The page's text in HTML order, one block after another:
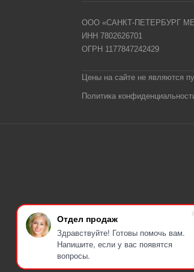
Отдел продаж
Здравствуйте! Готовы помочь вам.
Напишите, если у вас появятся
вопросы.
ООО «САНКТ-ПЕТЕРБУРГ
ИНН 7802626701
ОГРН 1177847242429
Цены на сайте не являются
Политика